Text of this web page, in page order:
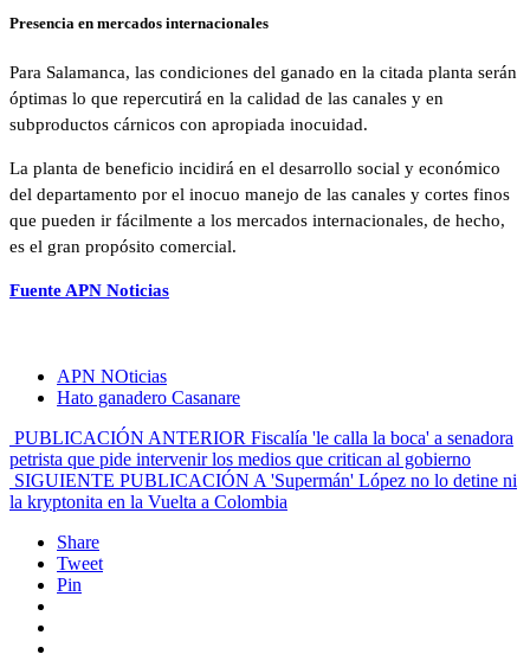
Presencia en mercados internacionales
Para Salamanca, las condiciones del ganado en la citada planta serán
óptimas lo que repercutirá en la calidad de las canales y en
subproductos cárnicos con apropiada inocuidad.
La planta de beneficio incidirá en el desarrollo social y económico
del departamento por el inocuo manejo de las canales y cortes finos
que pueden ir fácilmente a los mercados internacionales, de hecho,
es el gran propósito comercial.
Fuente APN Noticias
APN NOticias
Hato ganadero Casanare
PUBLICACIÓN ANTERIOR Fiscalía 'le calla la boca' a senadora
petrista que pide intervenir los medios que critican al gobierno
SIGUIENTE PUBLICACIÓN A 'Supermán' López no lo detine ni
la kryptonita en la Vuelta a Colombia
Share
Tweet
Pin